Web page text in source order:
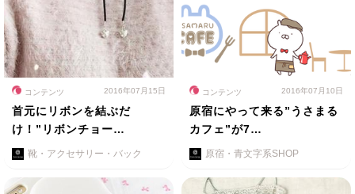
コンテンツ 2016年07月15日
首元にリボンを結ぶだ
け！”リボンチョー…
靴・アクセサリー・バック
コンテンツ 2016年07月10日
原宿にやって来る”うさまる
カフェ”が7…
原宿・青文字系SHOP